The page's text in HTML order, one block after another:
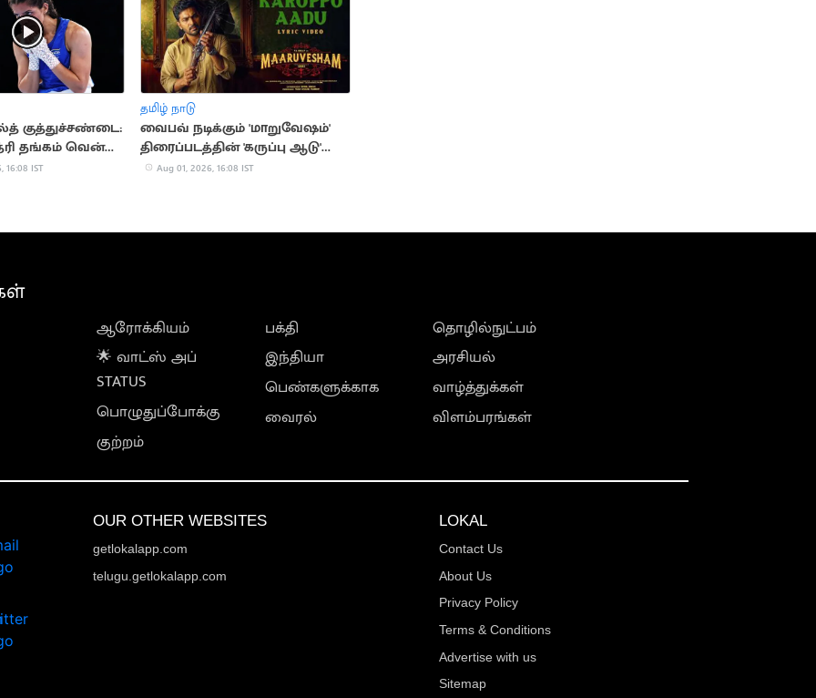
குத்துச்சண்டை:
தங்கம் வென்று
16:08 IST
தமிழ் நாடு
வைபவ் நடிக்கும் 'மாறுவேஷம்'
திரைப்படத்தின் 'கருப்பு ஆடு'
பாடல் வெளியானது
Aug 01, 2026, 16:08 IST
ஆரோக்கியம்
🌟 வாட்ஸ் அப்
STATUS
பொழுதுப்போக்கு
குற்றம்
பக்தி
இந்தியா
பெண்களுக்காக
வைரல்
தொழில்நுட்பம்
அரசியல்
வாழ்த்துக்கள்
விளம்பரங்கள்
OUR OTHER WEBSITES
getlokalapp.com
telugu.getlokalapp.com
LOKAL
Contact Us
About Us
Privacy Policy
Terms & Conditions
Advertise with us
Sitemap